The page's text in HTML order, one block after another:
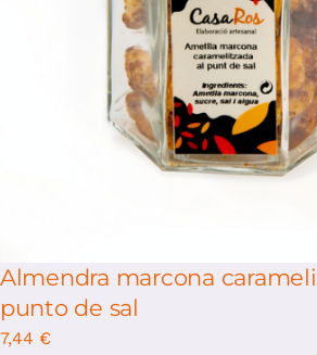
Almendra marcona
punto de sal
7,44 €